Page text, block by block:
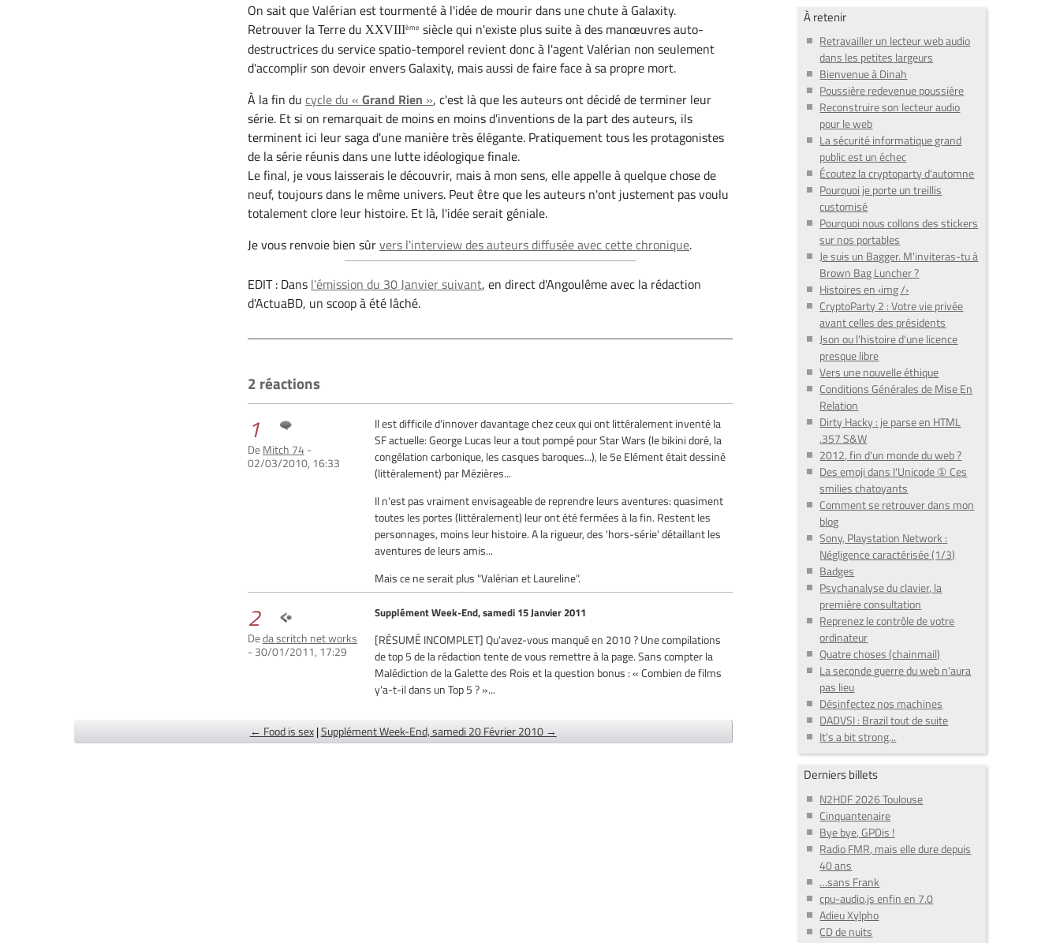
On sait que Valérian est tourmenté à l'idée de mourir dans une chute à Galaxity.
Retrouver la Terre duXXVIIIème siècle qui n'existe plus suite à des manœuvres auto-
destructrices du service spatio-temporel revient donc à l'agent Valérian non seulement
d'accomplir son devoir envers Galaxity, mais aussi de faire face à sa propre mort.
À la fin ducycle du «Grand Rien », c'est là que les auteurs ont décidé de terminer leur
série. Et si on remarquait de moins en moins d'inventions de la part des auteurs, ils
terminent ici leur saga d'une manière très élégante. Pratiquement tous les protagonistes
de la série réunis dans une lutte idéologique finale.
Le final, je vous laisserais le découvrir, mais à mon sens, elle appelle à quelque chose de
neuf, toujours dans le même univers. Peut être que les auteurs n'ont justement pas voulu
totalement clore leur histoire. Et là, l'idée serait géniale.
Je vous renvoie bien sûrvers l'interview des auteurs diffusée avec cette chronique.
EDIT : Dans l'émission du 30 Janvier suivant, en direct d'Angoulême avec la rédaction
d'ActuaBD, un scoop à été lâché.
2 réactions
1
DeMitch 74-
02/03/2010, 16:33
Il est difficile d'innover davantage chez ceux qui ont littéralement inventé la
SF actuelle: George Lucas leur a tout pompé pour Star Wars (le bikini doré, la
congélation carbonique, les casques baroques...), le 5e Elément était dessiné
(littéralement) par Mézières...
Il n'est pas vraiment envisageable de reprendre leurs aventures: quasiment
toutes les portes (littéralement) leur ont été fermées à la fin. Restent les
personnages, moins leur histoire. A la rigueur, des 'hors-série' détaillant les
aventures de leurs amis...
Mais ce ne serait plus "Valérian et Laureline".
2
Deda scritch net works
- 30/01/2011, 17:29
Supplément Week-End, samedi 15 Janvier 2011
[RÉSUMÉ INCOMPLET] Qu'avez-vous manqué en 2010 ? Une compilations
de top 5 de la rédaction tente de vous remettre à la page. Sans compter la
Malédiction de la Galette des Rois et la question bonus : « Combien de films
y'a-t-il dans un Top 5 ? »...
← Food is sex |Supplément Week-End, samedi 20 Février 2010 →
À retenir
Retravailler un lecteur web audio
dans les petites largeurs
Bienvenue à Dinah
Poussière redevenue poussière
Reconstruire son lecteur audio
pour le web
La sécurité informatique grand
public est un échec
Écoutez la cryptoparty d'automne
Pourquoi je porte un treillis
customisé
Pourquoi nous collons des stickers
sur nos portables
Je suis un Bagger. M'inviteras-tu à
Brown Bag Luncher ?
Histoires en ‹img /›
CryptoParty 2 : Votre vie privée
avant celles des présidents
Json ou l'histoire d'une licence
presque libre
Vers une nouvelle éthique
Conditions Générales de Mise En
Relation
Dirty Hacky : je parse en HTML
.357 S&W
2012, fin d'un monde du web ?
Des emoji dans l'Unicode ① Ces
smilies chatoyants
Comment se retrouver dans mon
blog
Sony, Playstation Network :
Négligence caractérisée (1/3)
Badges
Psychanalyse du clavier, la
première consultation
Reprenez le contrôle de votre
ordinateur
Quatre choses (chainmail)
La seconde guerre du web n'aura
pas lieu
Désinfectez nos machines
DADVSI : Brazil tout de suite
It's a bit strong...
Derniers billets
N2HDF 2026 Toulouse
Cinquantenaire
Bye bye, GPDis !
Radio FMR, mais elle dure depuis
40 ans
…sans Frank
cpu-audio.js enfin en 7.0
Adieu Xylpho
CD de nuits